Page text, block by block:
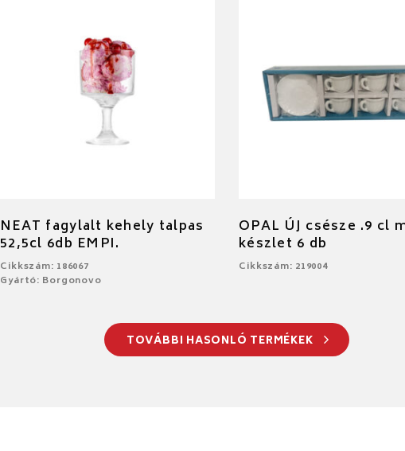
NEAT fagylalt kehely talpas
52,5cl 6db EMPI.
Cikkszám: 186067
Gyártó: Borgonovo
OPAL ÚJ csésze .9 cl
készlet 6 db
Cikkszám: 219004
TOVÁBBI HASONLÓ TERMÉKEK